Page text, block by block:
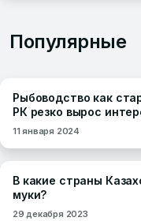
Популярные
Рыбоводство как
РК резко вырос
11 января 2024
В какие страны
муки?
29 декабря 2023